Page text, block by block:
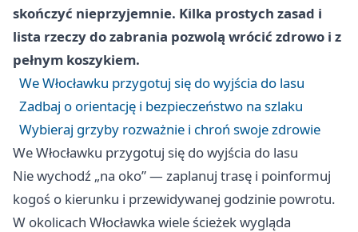
skończyć nieprzyjemnie. Kilka prostych zasad i
lista rzeczy do zabrania pozwolą wrócić zdrowo i z
pełnym koszykiem.
We Włocławku przygotuj się do wyjścia do lasu
Zadbaj o orientację i bezpieczeństwo na szlaku
Wybieraj grzyby rozważnie i chroń swoje zdrowie
We Włocławku przygotuj się do wyjścia do lasu
Nie wychodź „na oko” — zaplanuj trasę i poinformuj
kogoś o kierunku i przewidywanej godzinie powrotu.
W okolicach Włocławka wiele ścieżek wygląda